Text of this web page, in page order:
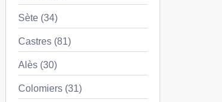
Sète (34)
Castres (81)
Alès (30)
Colomiers (31)